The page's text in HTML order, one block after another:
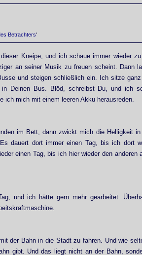
Betrachters'
Kneipe, und ich schaue immer wieder
an seiner Musik zu freuen scheint. Dann
und steigen schließlich ein. Ich sitze
in Deinen Bus. Blöd, schreibst Du, und ich
ich mich mit einem leeren Akku herausreden.
im Bett, dann zwickt mich die Helligkeit in
dauert dort immer einen Tag, bis ich dort
einen Tag, bis ich hier wieder den anderen
und ich hätte gern mehr gearbeitet.
der Bahn in die Stadt zu fahren. Und wie
gibt. Und das liegt nicht an der Bahn,